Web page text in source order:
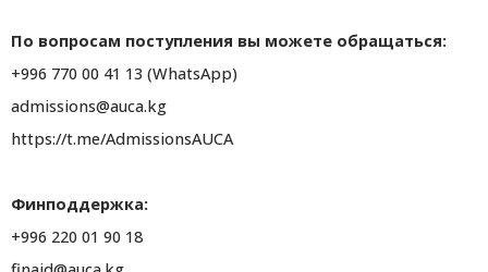
По вопросам поступления вы можете обращаться:
+996 770 00 41 13 (WhatsApp)
admissions@auca.kg
https://t.me/AdmissionsAUCA
Финподдержка:
+996 220 01 90 18